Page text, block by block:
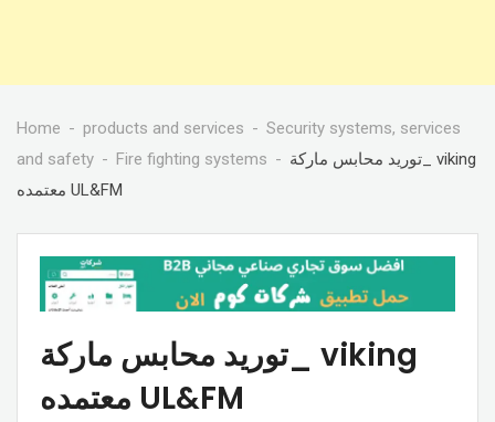
Home products and services
Security systems, services
and safety
Fire fighting systems
توريد محابس ماركة_ viking
معتمده UL&FM
توريد محابس ماركة_ viking
معتمده UL&FM